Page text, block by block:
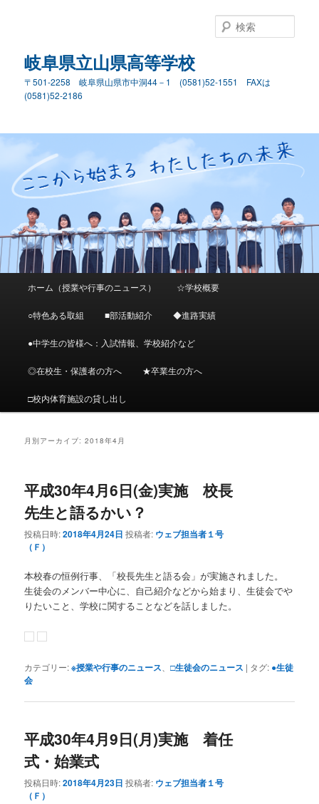
岐阜県立山県高等学校
〒501-2258 岐阜県山県市中洞44－1 (0581)52-1551 FAXは
(0581)52-2186
索
メ
イ
ン
コ
ン
テ
へ
動
サ
ブ
コ
ン
テ
ン
移
ホーム（授業や行事のニュース） ☆学校概要
○特色ある取組 ■部活動紹介 ◆進路実績
●中学生の皆様へ：入試情報、学校紹介など
◎在校生・保護者の方へ ★卒業生の方へ
□校内体育施設の貸し出し
月別アーカイブ:2018年4月
平成30年4月6日(金)実施 校長
先生と語るかい？
投稿日時:2018年4月24日 投稿者: ウェブ担当者１号
（Ｆ）
本校春の恒例行事、「校長先生と語る会」が実施されました。
生徒会のメンバー中心に、自己紹介などから始まり、生徒会でや
りたいこと、学校に関することなどを話しました。
カテゴリー:※授業や行事のニュース 、□生徒会のニュース | タグ: ●生徒
会
平成30年4月9日(月)実施 着任
式・始業式
投稿日時:2018年4月23日 投稿者: ウェブ担当者１号
（Ｆ）